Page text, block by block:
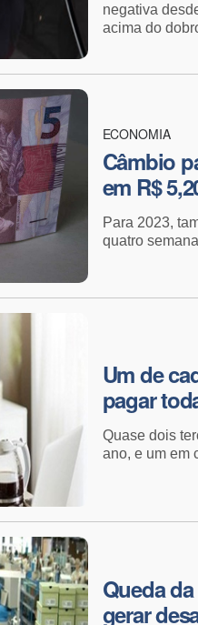
negativa
acima do
ECONOMIA
Câmbio
em R$
Para 2023,
quatro
Um de
pagar
Quase dois
ano, e um em
Queda
gerar